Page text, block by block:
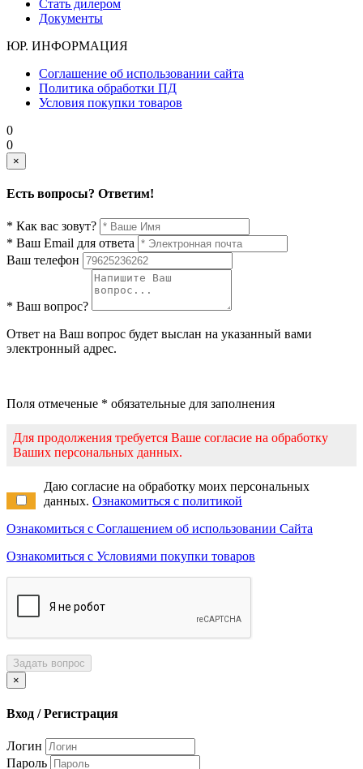
Стать дилером
Документы
ЮР. ИНФОРМАЦИЯ
Соглашение об использовании сайта
Политика обработки ПД
Условия покупки товаров
0
0
×
Есть вопросы? Ответим!
* Как вас зовут?
* Ваш Email для ответа
Ваш телефон
* Ваш вопрос?
Ответ на Ваш вопрос будет выслан на указанный вами
электронный адрес.
Поля отмеченые * обязательные для заполнения
Для продолжения требуется Ваше согласие на обработку
Ваших персональных данных.
Даю согласие на обработку моих персональных
данных. Ознакомиться с политикой
Ознакомиться с Соглашением об использовании Сайта
Ознакомиться с Условиями покупки товаров
Задать вопрос
×
Вход / Регистрация
Логин
Пароль